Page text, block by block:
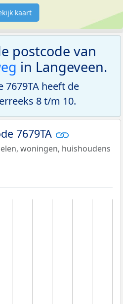
kaart
postcode van
in Langeveen.
7679TA heeft de
8 t/m 10.
7679TA
woningen, huishoudens